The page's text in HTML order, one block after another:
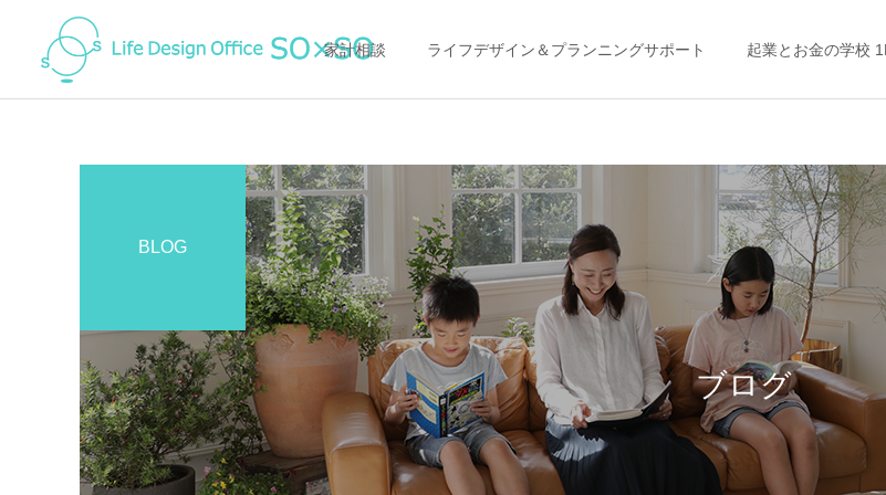
家計相談 ライフデザイン＆プランニングサポート 起業とお金の学校
節約の落とし穴に注意！
「得すること」にお金を使
って「損して」いません
家計の整え方
オンライン（ZOOM)で家
計相談ってどんな感じ？
ライフプラン
「未来」はここから変えら
れる！ ＜私の「考え方」を
ガラッと変えたライフプラ
ン＆キャッシュフロー表＞
家計の整え方
“お金の不安”
には？◯◯をや
ブログ
BLOG